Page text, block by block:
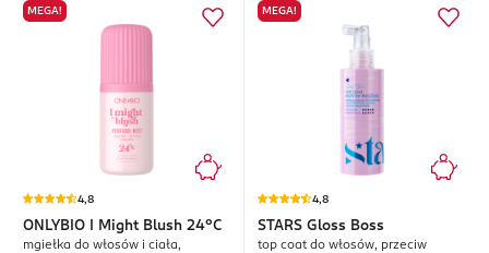
MEGA!
4,8
ONLYBIO I Might Blush 24°C
mgiełka do włosów i ciała,
MEGA!
4,8
STARS Gloss Boss
top coat do włosów, przeciw